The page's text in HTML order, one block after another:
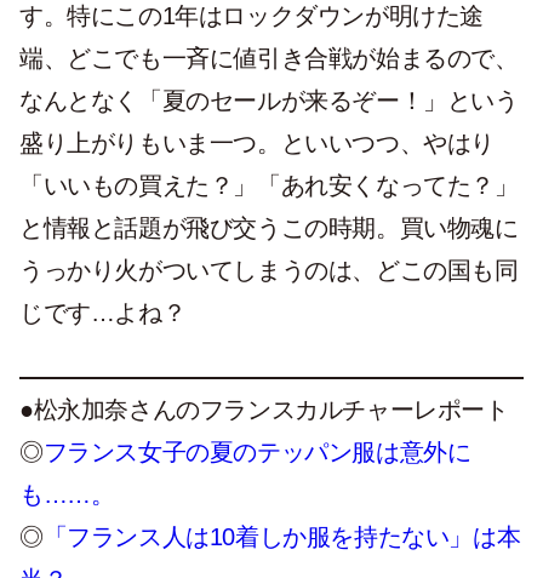
す。特にこの1年はロックダウンが明けた途
端、どこでも一斉に値引き合戦が始まるので、
なんとなく「夏のセールが来るぞー！」という
盛り上がりもいま一つ。といいつつ、やはり
「いいもの買えた？」「あれ安くなってた？」
と情報と話題が飛び交うこの時期。買い物魂に
うっかり火がついてしまうのは、どこの国も同
じです…よね？
●松永加奈さんのフランスカルチャーレポート
◎フランス女子の夏のテッパン服は意外に
も……。
◎ 「フランス人は10着しか服を持たない」は本